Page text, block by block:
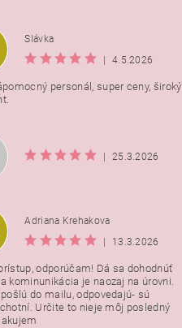
Slávka
4.5.2026
personál, super ceny, široký
25.3.2026
Adriana Krehakova
13.3.2026
odporúčam! Dá sa dohodnúť
kominunikácia je naozaj na úrovni.
do mailu, odpovedajú- sú
Určite to nieje môj posledný